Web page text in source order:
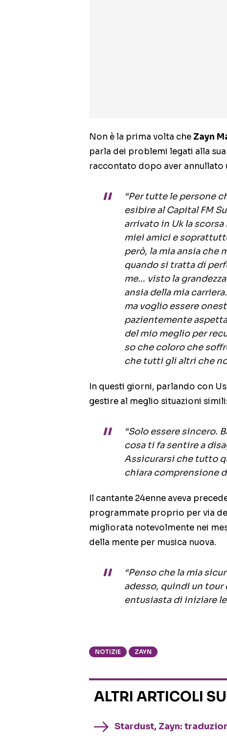
Non è la prima volta che Zayn
parla dei problemi legati alla sua
raccontato dopo aver
“Per tutte le persone
esibire al Capital FM
arrivato in Uk la
miei amici e
però, la mia ansia che
quando si tratta di
me… visto la
ansia della mia
ma voglio essere
pazientemente
del mio meglio per
so che coloro che
che tutti gli altri che
In questi giorni, parlando con
gestire al meglio situazioni simili:
“Solo essere sincero.
cosa ti fa sentire a
Assicurarsi che tutto
chiara comprensione
Il cantante 24enne aveva
programmate proprio per via
migliorata notevolmente nei
della mente per musica nuova.
“Penso che la mia
adesso, quindi un tour
entusiasta di iniziare
NOTIZIE ZAYN
ALTRI ARTICOLI SU
Stardust, Zayn: